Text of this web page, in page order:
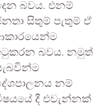
බවය. එනම්
සිතුම් පැතුම් ඒ
බවය. නමුත්
නම්
දී එවැන්නක්